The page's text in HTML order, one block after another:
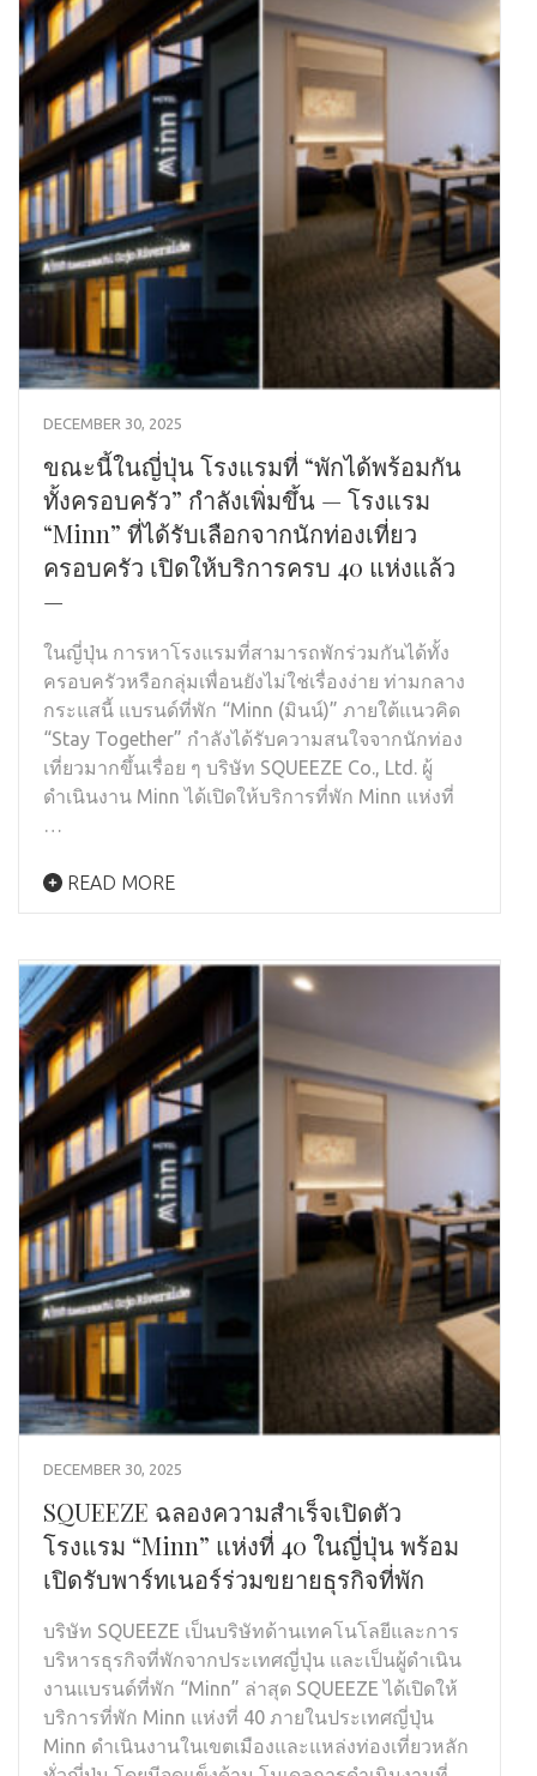
DECEMBER 30, 2025
ขณะนี้ในญี่ปุ่น โรงแรมที่ “พักได้พร้อมกัน
ทั้งครอบครัว” กำลังเพิ่มขึ้น — โรงแรม
“Minn” ที่ได้รับเลือกจากนักท่องเที่ยว
ครอบครัว เปิดให้บริการครบ 40 แห่งแล้ว
—
ในญี่ปุ่น การหาโรงแรมที่สามารถพักร่วมกันได้ทั้ง
ครอบครัวหรือกลุ่มเพื่อนยังไม่ใช่เรื่องง่าย ท่ามกลาง
กระแสนี้ แบรนด์ที่พัก “Minn (มินน์)” ภายใต้แนวคิด
“Stay Together” กำลังได้รับความสนใจจากนักท่อง
เที่ยวมากขึ้นเรื่อย ๆ บริษัท SQUEEZE Co., Ltd. ผู้
ดำเนินงาน Minn ได้เปิดให้บริการที่พัก Minn แห่งที่
READ MORE
DECEMBER 30, 2025
SQUEEZE ฉลองความสำเร็จเปิดตัว
โรงแรม “Minn” แห่งที่ 40 ในญี่ปุ่น พร้อม
เปิดรับพาร์ทเนอร์ร่วมขยายธุรกิจที่พัก
บริษัท SQUEEZE เป็นบริษัทด้านเทคโนโลยีและการ
บริหารธุรกิจที่พักจากประเทศญี่ปุ่น และเป็นผู้ดำเนิน
งานแบรนด์ที่พัก “Minn” ล่าสุด SQUEEZE ได้เปิดให้
บริการที่พัก Minn แห่งที่ 40 ภายในประเทศญี่ปุ่น
Minn ดำเนินงานในเขตเมืองและแหล่งท่องเที่ยวหลัก